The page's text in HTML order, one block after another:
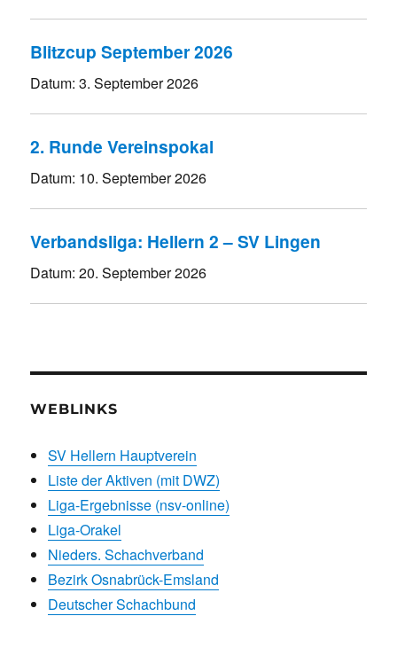
Blitzcup September 2026
Datum:3. September 2026
2. Runde Vereinspokal
Datum: 10. September 2026
Verbandsliga: Hellern 2 – SV Lingen
Datum:20. September 2026
WEBLINKS
SV Hellern Hauptverein
Liste der Aktiven (mit DWZ)
Liga-Ergebnisse (nsv-online)
Liga-Orakel
Nieders. Schachverband
Bezirk Osnabrück-Emsland
Deutscher Schachbund